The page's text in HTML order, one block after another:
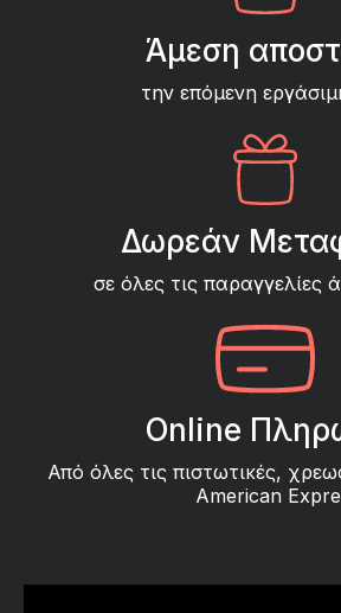
Άμεση
την επόμενη
Δωρεάν
σε όλες τις παραγγελίες
Online
Από όλες τις πιστωτικές,
American